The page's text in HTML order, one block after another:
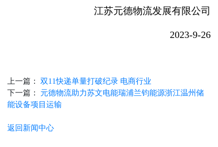
江苏元德物流发展有限公司
2023-9-26
上一篇：
双11快递单量打破纪录 电商行业
下一篇：
元德物流助力苏文电能瑞浦兰钧能源浙江温州储
能设备项目运输
返回新闻中心